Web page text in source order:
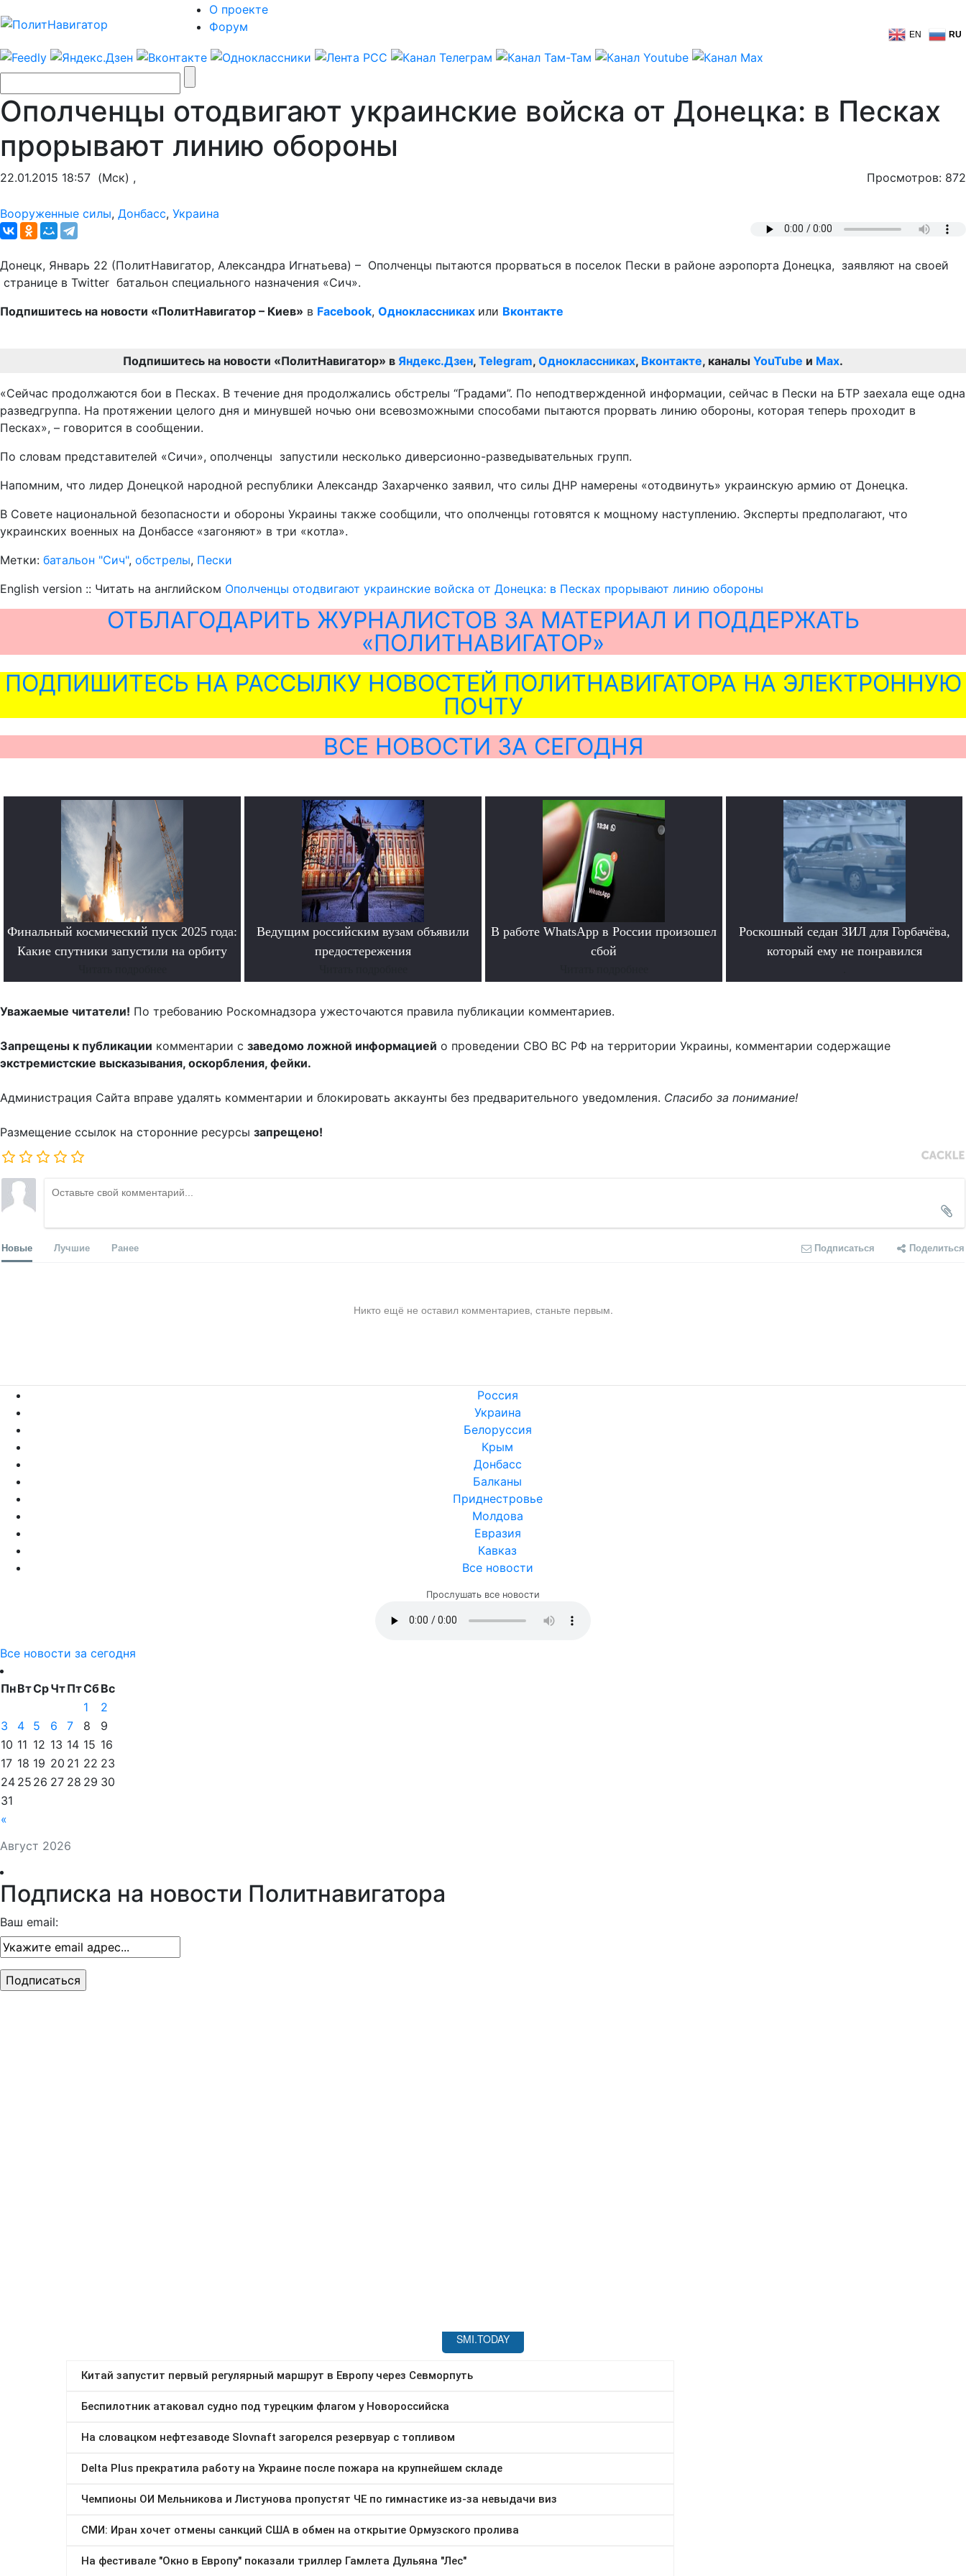
О проекте
Форум
EN RU
Ополченцы отодвигают украинские войска от Донецка: в Песках
прорывают линию обороны
22.01.2015 18:57 (Мск) , Просмотров: 872
Вооруженные силы, Донбасс, Украина
Донецк, Январь 22 (ПолитНавигатор, Александра Игнатьева) – Ополченцы пытаются прорваться в поселок Пески в районе аэропорта Донецка, заявляют на своей
странице в Twitter батальон специального назначения «Сич».
Подпишитесь на новости «ПолитНавигатор – Киев» в Facebook, Одноклассниках или Вконтакте
Подпишитесь на новости «ПолитНавигатор» в Яндекс.Дзен, Telegram, Одноклассниках, Вконтакте, каналы YouTube и Max.
«Сейчас продолжаются бои в Песках. В течение дня продолжались обстрелы “Градами”. По неподтвержденной информации, сейчас в Пески на БТР заехала еще одна
разведгруппа. На протяжении целого дня и минувшей ночью они всевозможными способами пытаются прорвать линию обороны, которая теперь проходит в
Песках», – говорится в сообщении.
По словам представителей «Сичи», ополченцы запустили несколько диверсионно-разведывательных групп.
Напомним, что лидер Донецкой народной республики Александр Захарченко заявил, что силы ДНР намерены «отодвинуть» украинскую армию от Донецка.
В Совете национальной безопасности и обороны Украины также сообщили, что ополченцы готовятся к мощному наступлению. Эксперты предполагают, что
украинских военных на Донбассе «загоняют» в три «котла».
Метки: батальон "Сич", обстрелы, Пески
English version :: Читать на английском Ополченцы отодвигают украинские войска от Донецка: в Песках прорывают линию обороны
ОТБЛАГОДАРИТЬ ЖУРНАЛИСТОВ ЗА МАТЕРИАЛ И ПОДДЕРЖАТЬ
«ПОЛИТНАВИГАТОР»
ПОДПИШИТЕСЬ НА РАССЫЛКУ НОВОСТЕЙ ПОЛИТНАВИГАТОРА НА ЭЛЕКТРОННУЮ
ПОЧТУ
ВСЕ НОВОСТИ ЗА СЕГОДНЯ
Финальный космический пуск 2025 года:
Какие спутники запустили на орбиту
Ведущим российским вузам объявили
предостережения
В работе WhatsApp в России произошел
сбой
Роскошный седан ЗИЛ для Горбачёва,
который ему не понравился
Уважаемые читатели! По требованию Роскомнадзора ужесточаются правила публикации комментариев.
Запрещены к публикации комментарии с заведомо ложной информацией о проведении СВО ВС РФ на территории Украины, комментарии содержащие
экстремистские высказывания, оскорбления, фейки.
Администрация Сайта вправе удалять комментарии и блокировать аккаунты без предварительного уведомления. Спасибо за понимание!
Размещение ссылок на сторонние ресурсы запрещено!
Новые Лучшие Ранее Подписаться Поделиться
Никто ещё не оставил комментариев, станьте первым.
Россия
Украина
Белоруссия
Крым
Донбасс
Балканы
Приднестровье
Молдова
Евразия
Кавказ
Все новости
Прослушать все новости
Все новости за сегодня
Август 2026
ПнВтСрЧтПтСбВс
«
1
2
3
4 5 6 7 8
9
10 11 12 13 14 15 16
17 18 19 20 21 22 23
24 25 26 27 28 29 30
31
Подписка на новости Политнавигатора
Ваш email: